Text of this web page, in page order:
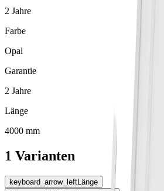
2 Jahre
Farbe
Opal
Garantie
2 Jahre
Länge
4000 mm
1 Varianten
keyboard_arrow_leftLänge